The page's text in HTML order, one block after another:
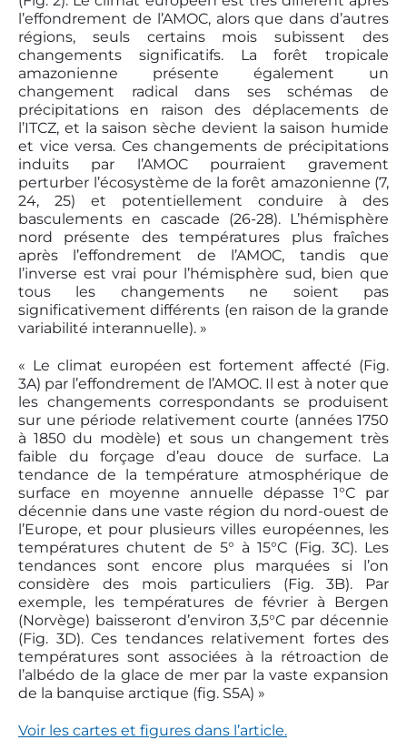
l’effondrement de l’AMOC, alors que dans d’autres
régions, seuls certains mois subissent des
changements significatifs. La forêt tropicale
amazonienne présente également un
changement radical dans ses schémas de
précipitations en raison des déplacements de
l’ITCZ, et la saison sèche devient la saison humide
et vice versa. Ces changements de précipitations
induits par l’AMOC pourraient gravement
perturber l’écosystème de la forêt amazonienne (7,
24, 25) et potentiellement conduire à des
basculements en cascade (26-28). L’hémisphère
nord présente des températures plus fraîches
après l’effondrement de l’AMOC, tandis que
l’inverse est vrai pour l’hémisphère sud, bien que
tous les changements ne soient pas
significativement différents (en raison de la grande
variabilité interannuelle). »
« Le climat européen est fortement affecté (Fig.
3A) par l’effondrement de l’AMOC. Il est à noter que
les changements correspondants se produisent
sur une période relativement courte (années 1750
à 1850 du modèle) et sous un changement très
faible du forçage d’eau douce de surface. La
tendance de la température atmosphérique de
surface en moyenne annuelle dépasse 1°C par
décennie dans une vaste région du nord-ouest de
l’Europe, et pour plusieurs villes européennes, les
températures chutent de 5° à 15°C (Fig. 3C). Les
tendances sont encore plus marquées si l’on
considère des mois particuliers (Fig. 3B). Par
exemple, les températures de février à Bergen
(Norvège) baisseront d’environ 3,5°C par décennie
(Fig. 3D). Ces tendances relativement fortes des
températures sont associées à la rétroaction de
l’albédo de la glace de mer par la vaste expansion
de la banquise arctique (fig. S5A) »
Voir les cartes et figures dans l’article.